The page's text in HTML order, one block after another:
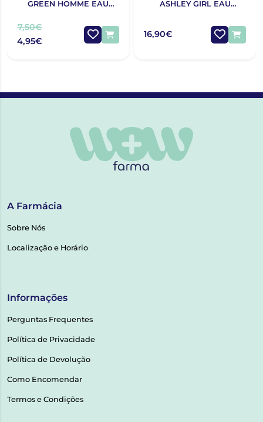
GREEN HOMME EAU
7,50€
4,95€
ASHLEY GIRL EAU
16,90€
A Farmácia
Sobre Nós
Localização e Horário
Informações
Perguntas Frequentes
Política de Privacidade
Política de Devolução
Como Encomendar
Termos e Condições